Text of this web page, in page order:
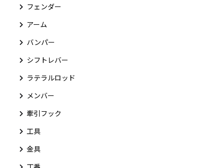
フェンダー
アーム
バンパー
シフトレバー
ラテラルロッド
メンバー
牽引フック
工具
金具